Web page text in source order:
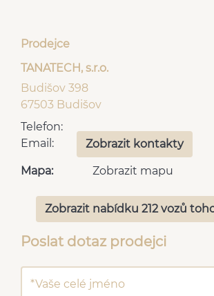
Prodejce
TANATECH, s.r.o.
Budišov 398
67503 Budišov
Telefon:
Email:
Zobrazit kontakty
Mapa: Zobrazit mapu
Zobrazit nabídku 212 vozů
Poslat dotaz prodejci